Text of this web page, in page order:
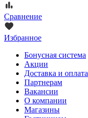
Сравнение
Избранное
Бонусная система
Акции
Доставка и оплата
Партнерам
Вакансии
О компании
Магазины